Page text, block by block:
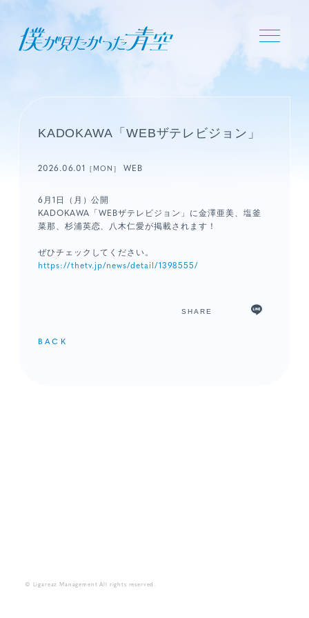
KADOKAWA「WEBザテレビジョン」
2026.06.01 ［MON］ WEB
6月1日（月）公開
KADOKAWA「WEBザテレビジョン」に金澤亜美、塩釜
菜那、杉浦英恋、八木仁愛が掲載されます！
ぜひチェックしてください。
https://thetv.jp/news/detail/1398555/
SHARE
BACK
© Ligareaz Management All rights reserved.